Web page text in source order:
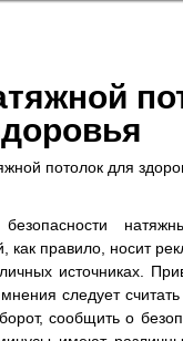
правило, носит
источниках.
следует
сообщить о